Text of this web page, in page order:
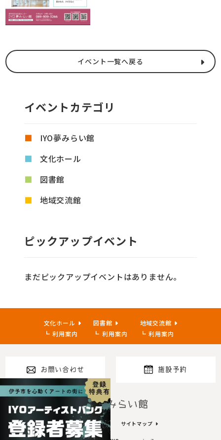
イベント一覧へ戻る
イベントカテゴリ
IYO夢みらい館
文化ホール
図書館
地域交流館
ピックアップイベント
まだピックアップイベントはありません。
文化ホール
利用案内
図書館
利用案内
地域交流館
利用案内
お問い合わせ 施設予約
指定管理者 プライバシーポリシー サイトマップ